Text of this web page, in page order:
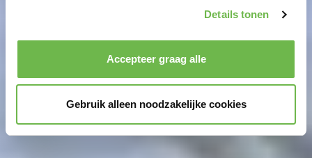
We geven u hier graag meer gedetailleerde informatie:
Details tonen
Accepteer graag alle
Gebruik alleen noodzakelijke cookies